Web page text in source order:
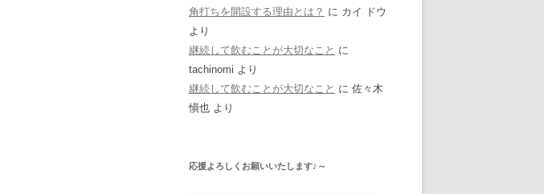
角打ちを開設する理由とは？ に カイ ドウ
より
継続して飲むことが大切なこと に
tachinomi より
継続して飲むことが大切なこと に 佐々木
愼也 より
応援よろしくお願いいたします♪～